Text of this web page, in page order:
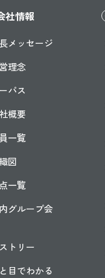
社情報
メッセージ
理念
パス
概要
一覧
図
一覧
グループ会
トリー
目でわかる